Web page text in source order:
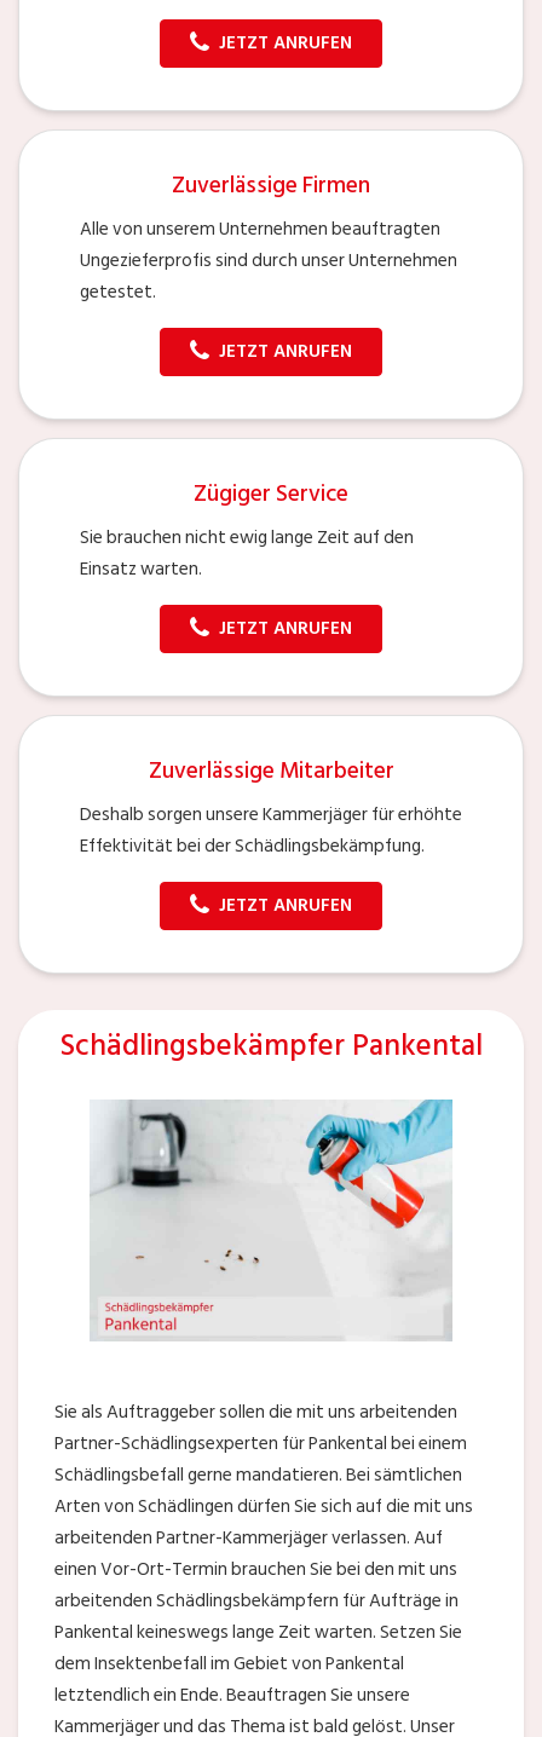
JETZT ANRUFEN
Zuverlässige Firmen
Alle von unserem Unternehmen beauftragten
Ungezieferprofis sind durch unser Unternehmen
getestet.
JETZT ANRUFEN
Zügiger Service
Sie brauchen nicht ewig lange Zeit auf den
Einsatz warten.
JETZT ANRUFEN
Zuverlässige Mitarbeiter
Deshalb sorgen unsere Kammerjäger für erhöhte
Effektivität bei der Schädlingsbekämpfung.
JETZT ANRUFEN
Schädlingsbekämpfer Pankental
Sie als Auftraggeber sollen die mit uns arbeitenden
Partner-Schädlingsexperten für Pankental bei einem
Schädlingsbefall gerne mandatieren. Bei sämtlichen
Arten von Schädlingen dürfen Sie sich auf die mit uns
arbeitenden Partner-Kammerjäger verlassen. Auf
einen Vor-Ort-Termin brauchen Sie bei den mit uns
arbeitenden Schädlingsbekämpfern für Aufträge in
Pankental keineswegs lange Zeit warten. Setzen Sie
dem Insektenbefall im Gebiet von Pankental
letztendlich ein Ende. Beauftragen Sie unsere
Kammerjäger und das Thema ist bald gelöst. Unser